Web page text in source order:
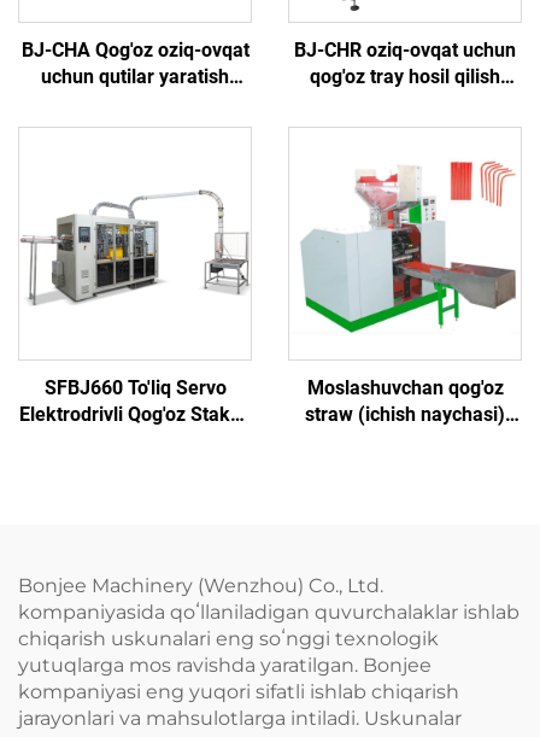
BJ-CHA Qog'oz oziq-ovqat
uchun qutilar yaratish
BJ-CHR oziq-ovqat uchun
qog'oz tray hosil qilish
SFBJ660 To'liq Servo
Elektrodrivli Qog'oz Stakan
Moslashuvchan qog'oz
straw (ichish naychasi)
Bonjee Machinery (Wenzhou) Co., Ltd.
kompaniyasida qoʻllaniladigan quvurchalaklar ishlab
chiqarish uskunalari eng soʻnggi texnologik
yutuqlarga mos ravishda yaratilgan. Bonjee
kompaniyasi eng yuqori sifatli ishlab chiqarish
jarayonlari va mahsulotlarga intiladi. Uskunalar